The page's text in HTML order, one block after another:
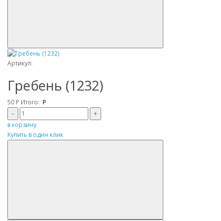
Артикул:
Гребень (1232)
50 Р Итого: Р
–
+
в корзину
Купить в один клик